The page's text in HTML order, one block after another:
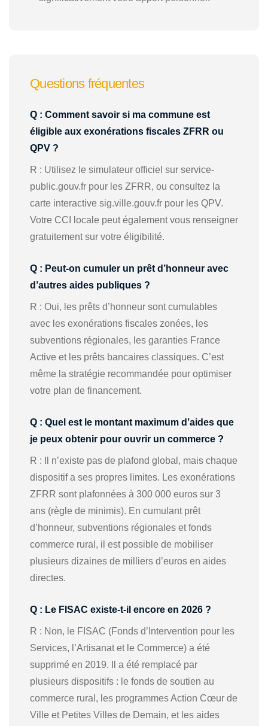
Questions fréquentes
Q : Comment savoir si ma commune est
éligible aux exonérations fiscales ZFRR ou
QPV ?
R : Utilisez le simulateur officiel sur service-
public.gouv.fr pour les ZFRR, ou consultez la
carte interactive sig.ville.gouv.fr pour les QPV.
Votre CCI locale peut également vous renseigner
gratuitement sur votre éligibilité.
Q : Peut-on cumuler un prêt d’honneur avec
d’autres aides publiques ?
R : Oui, les prêts d’honneur sont cumulables
avec les exonérations fiscales zonées, les
subventions régionales, les garanties France
Active et les prêts bancaires classiques. C’est
même la stratégie recommandée pour optimiser
votre plan de financement.
Q : Quel est le montant maximum d’aides que
je peux obtenir pour ouvrir un commerce ?
R : Il n’existe pas de plafond global, mais chaque
dispositif a ses propres limites. Les exonérations
ZFRR sont plafonnées à 300 000 euros sur 3
ans (règle de minimis). En cumulant prêt
d’honneur, subventions régionales et fonds
commerce rural, il est possible de mobiliser
plusieurs dizaines de milliers d’euros en aides
directes.
Q : Le FISAC existe-t-il encore en 2026 ?
R : Non, le FISAC (Fonds d’Intervention pour les
Services, l’Artisanat et le Commerce) a été
supprimé en 2019. Il a été remplacé par
plusieurs dispositifs : le fonds de soutien au
commerce rural, les programmes Action Cœur de
Ville et Petites Villes de Demain, et les aides